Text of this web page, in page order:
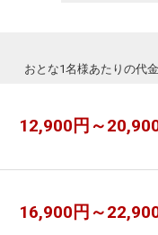
おとな1名様あたりの代金
12,900円～
16,900円～